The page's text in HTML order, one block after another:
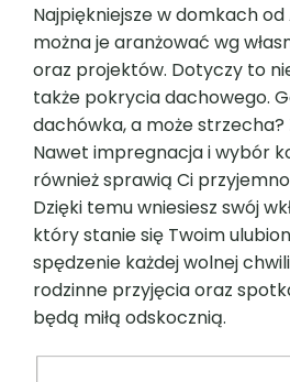
Najpiękniejsze w domkach od
można je aranżować wg
oraz projektów. Dotyczy to
także pokrycia dachowego.
dachówka, a może strzecha?
Nawet impregnacja i wybór
również sprawią Ci
Dzięki temu wniesiesz swój
który stanie się Twoim
spędzenie każdej wolnej
rodzinne przyjęcia oraz
będą miłą odskocznią.